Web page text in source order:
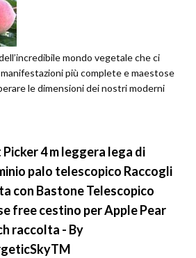
mondo vegetale che ci
più complete e maestose
le dimensioni dei nostri moderni
Picker 4 m leggera lega di
palo telescopico Raccogli
con Bastone Telescopico
free cestino per Apple Pear
raccolta - By